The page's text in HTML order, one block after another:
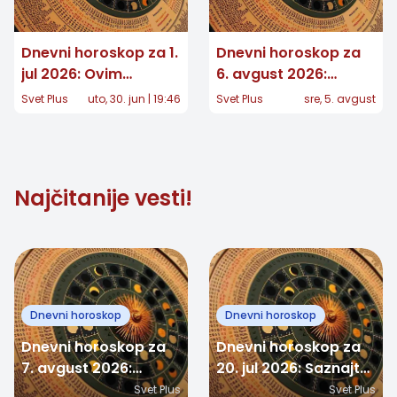
Dnevni horoskop za 1.
jul 2026: Ovim
znacima zvezde
Svet Plus uto, 30. jun | 19:46
Dnevni horoskop za
6. avgust 2026:
Jedan znak donosi
Svet Plus sre, 5. avgust
Najčitanije vesti!
Dnevni horoskop
Dnevni horoskop za
7. avgust 2026:
Jedan znak dobijaSvet Plus
Dnevni horoskop
Dnevni horoskop za
20. jul 2026: Saznajte
šta vam zvezdeSvet Plus